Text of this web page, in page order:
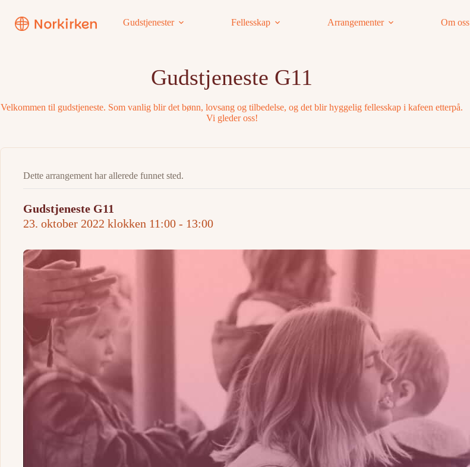
innholdet
Gudstjenester Fellesskap Arrangementer Om oss
Gudstjeneste G11
Velkommen til gudstjeneste. Som vanlig blir det bønn, lovsang og tilbedelse, og det blir hyggelig fellesskap i kafeen etterpå.
Vi gleder oss!
Dette arrangement har allerede funnet sted.
Gudstjeneste G11
23. oktober 2022 klokken 11:00 - 13:00